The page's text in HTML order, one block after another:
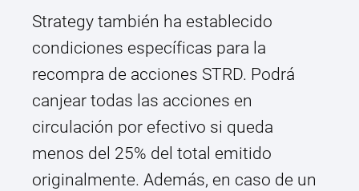
Strategy también ha establecido
condiciones específicas para la
recompra de acciones STRD. Podrá
canjear todas las acciones en
circulación por efectivo si queda
menos del 25% del total emitido
originalmente. Además, en caso de un